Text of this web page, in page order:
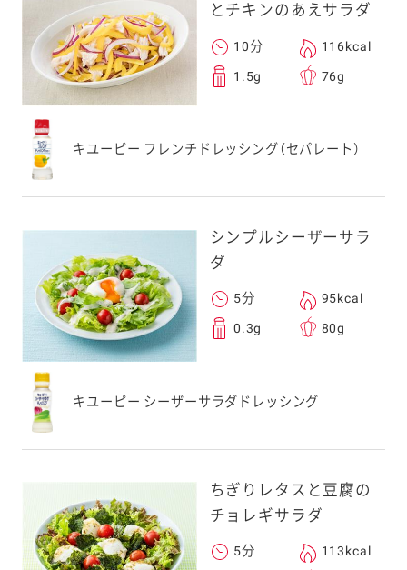
とチキンのあえサラダ
10分 116kcal
1.5g 76g
キユーピー フレンチドレッシング（セパレート）
シンプルシーザーサラ
ダ
5分 95kcal
0.3g 80g
キユーピー シーザーサラダドレッシング
ちぎりレタスと豆腐の
チョレギサラダ
5分 113kcal